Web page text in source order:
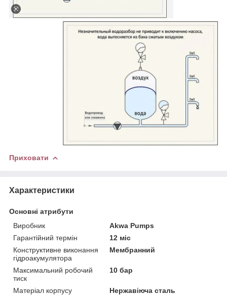
Приховати
Характеристики
Основні атрибути
Виробник
Akwa Pumps
Гарантійний термін
12 міс
Конструктивне виконання
гідроакумулятора
Мембранний
Максимальний робочий
тиск
10 бар
Матеріал корпусу
Нержавіюча сталь